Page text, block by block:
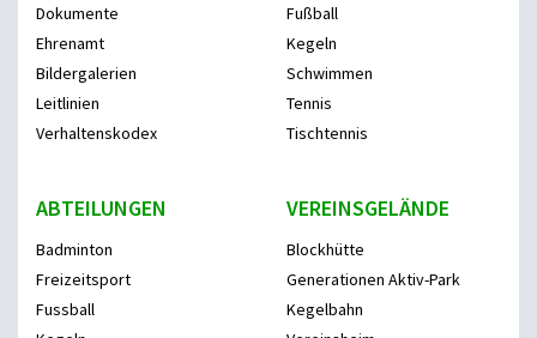
Dokumente
Ehrenamt
Bildergalerien
Leitlinien
Verhaltenskodex
Fußball
Kegeln
Schwimmen
Tennis
Tischtennis
ABTEILUNGEN
Badminton
Freizeitsport
Fussball
VEREINSGELÄNDE
Blockhütte
Generationen Aktiv-Park
Kegelbahn